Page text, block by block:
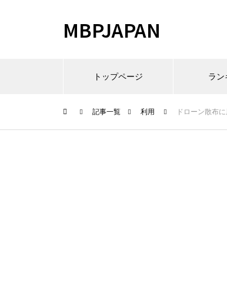
MBPJAPAN
トップページ ラン
記事一覧 利用 ドローン散布